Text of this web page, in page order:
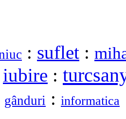
: suflet :
iubire :
gânduri : informatica